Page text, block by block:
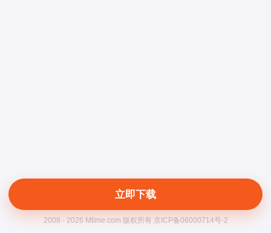
立即下载
2008 - 2026 Mtime.com 版权所有 京ICP备06000714号-2